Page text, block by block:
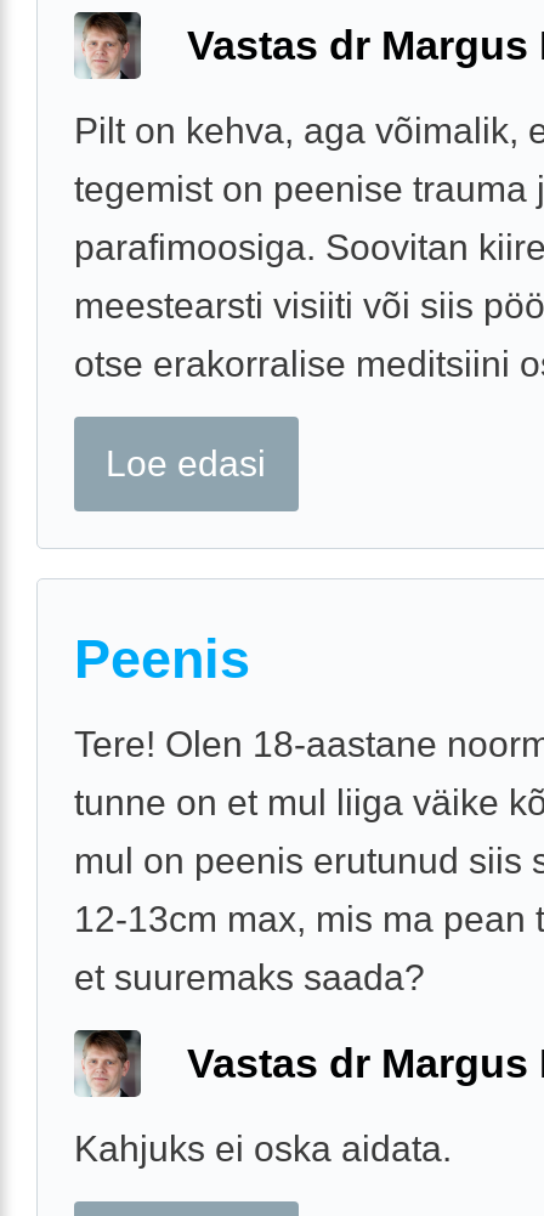
Vastas dr Margus
Pilt on kehva, aga võimalik,
tegemist on peenise trauma
parafimoosiga. Soovitan
meestearsti visiiti või siis
otse erakorralise meditsiini
Loe edasi
Peenis
Tere! Olen 18-aastane
tunne on et mul liiga väike
mul on peenis erutunud siis
12-13cm max, mis ma pean
et suuremaks saada?
Vastas dr Margus
Kahjuks ei oska aidata.